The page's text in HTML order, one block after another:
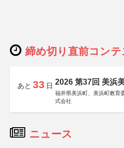
締め切り直前コンテ
あと 33 日 2026 第37回 美浜
福井県美浜町、美浜町教育
式会社
ニュース